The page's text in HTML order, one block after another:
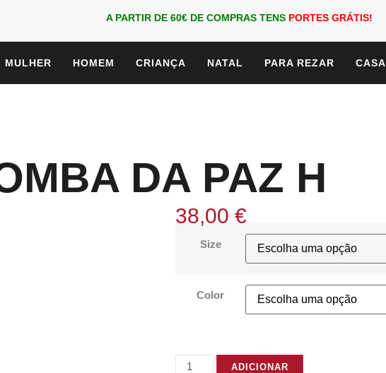
A PARTIR DE 60€ DE COMPRAS TENS PORTES GRÁTIS!
MULHER HOMEM CRIANÇA NATAL PARA REZAR CASA
DA PAZ H
38,00 €
Size
Color
ADICIONAR